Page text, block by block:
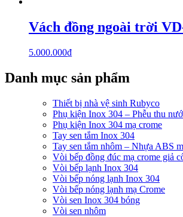
Vách đồng ngoài trời
5.000.000₫
Danh mục sản phẩm
Thiết bị nhà vệ sinh Rubyco
Phụ kiện Inox 304 – Phễu thu
Phụ kiện Inox 304 mạ crome
Tay sen tắm Inox 304
Tay sen tắm nhôm – Nhựa ABS
Vòi bếp đồng đúc mạ crome giả
Vòi bếp lạnh Inox 304
Vòi bếp nóng lạnh Inox 304
Vòi bếp nóng lạnh mạ Crome
Vòi sen Inox 304 bóng
Vòi sen nhôm